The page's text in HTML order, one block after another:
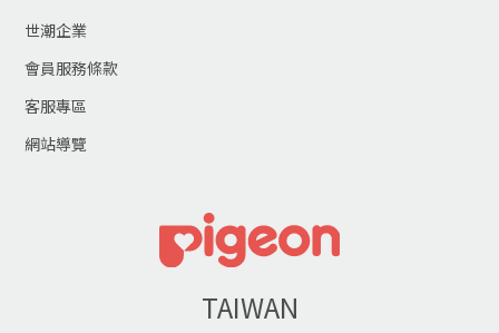
世潮企業
會員服務條款
客服專區
網站導覽
TAIWAN